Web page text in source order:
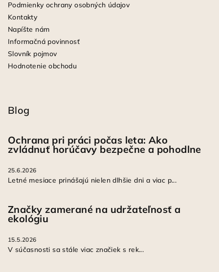
Podmienky ochrany osobných údajov
Kontakty
Napíšte nám
Informačná povinnosť
Slovník pojmov
Hodnotenie obchodu
Blog
Ochrana pri práci počas leta: Ako
zvládnuť horúčavy bezpečne a pohodlne
25.6.2026
Letné mesiace prinášajú nielen dlhšie dni a viac p...
Značky zamerané na udržateľnosť a
ekológiu
15.5.2026
V súčasnosti sa stále viac značiek s rek...